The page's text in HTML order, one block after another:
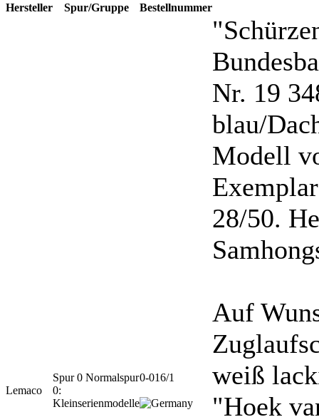
Hersteller Spur/Gruppe Bestellnummer
Lemaco
Spur 0 Normalspur
0:
Kleinserienmodelle
0-016/1
Nr. 19
blau/
Modell
28/50.
Auf
weiß
"Hoek